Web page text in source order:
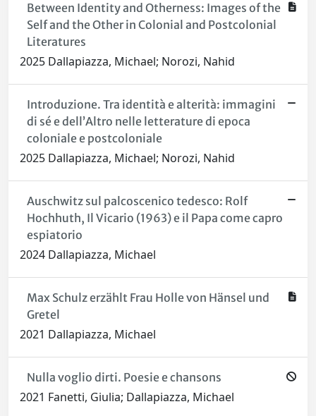
Between Identity and Otherness: Images of the
Self and the Other in Colonial and Postcolonial
Literatures
2025 Dallapiazza, Michael; Norozi, Nahid
Introduzione. Tra identità e alterità: immagini
di sé e dell’Altro nelle letterature di epoca
coloniale e postcoloniale
2025 Dallapiazza, Michael; Norozi, Nahid
Auschwitz sul palcoscenico tedesco: Rolf
Hochhuth, Il Vicario (1963) e il Papa come capro
espiatorio
2024 Dallapiazza, Michael
Max Schulz erzählt Frau Holle von Hänsel und
Gretel
2021 Dallapiazza, Michael
Nulla voglio dirti. Poesie e chansons
2021 Fanetti, Giulia; Dallapiazza, Michael